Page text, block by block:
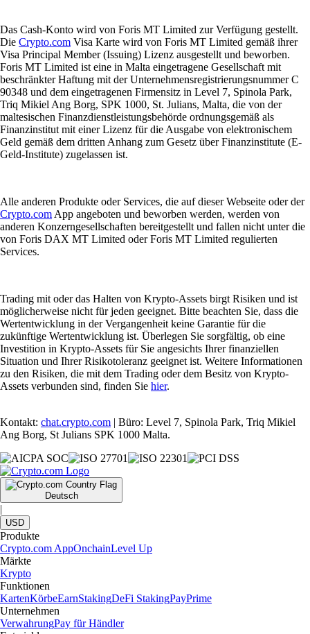
Das Cash-Konto wird von Foris MT Limited zur Verfügung gestellt.
Die Crypto.com Visa Karte wird von Foris MT Limited gemäß ihrer
Visa Principal Member (Issuing) Lizenz ausgestellt und beworben.
Foris MT Limited ist eine in Malta eingetragene Gesellschaft mit
beschränkter Haftung mit der Unternehmensregistrierungsnummer C
90348 und dem eingetragenen Firmensitz in Level 7, Spinola Park,
Triq Mikiel Ang Borg, SPK 1000, St. Julians, Malta, die von der
maltesischen Finanzdienstleistungsbehörde ordnungsgemäß als
Finanzinstitut mit einer Lizenz für die Ausgabe von elektronischem
Geld gemäß dem dritten Anhang zum Gesetz über Finanzinstitute (E-
Geld-Institute) zugelassen ist.
Alle anderen Produkte oder Services, die auf dieser Webseite oder der
Crypto.com App angeboten und beworben werden, werden von
anderen Konzerngesellschaften bereitgestellt und fallen nicht unter die
von Foris DAX MT Limited oder Foris MT Limited regulierten
Services.
Trading mit oder das Halten von Krypto-Assets birgt Risiken und ist
möglicherweise nicht für jeden geeignet. Bitte beachten Sie, dass die
Wertentwicklung in der Vergangenheit keine Garantie für die
zukünftige Wertentwicklung ist. Überlegen Sie sorgfältig, ob eine
Investition in Krypto-Assets für Sie angesichts Ihrer finanziellen
Situation und Ihrer Risikotoleranz geeignet ist. Weitere Informationen
zu den Risiken, die mit dem Trading oder dem Besitz von Krypto-
Assets verbunden sind, finden Sie hier.
Kontakt: chat.crypto.com | Büro: Level 7, Spinola Park, Triq Mikiel
Ang Borg, St Julians SPK 1000 Malta.
Deutsch
|
USD
Produkte
Crypto.com AppOnchainLevel Up
Märkte
Krypto
Funktionen
KartenKörbeEarnStakingDeFi StakingPayPrime
Unternehmen
VerwahrungPay für Händler